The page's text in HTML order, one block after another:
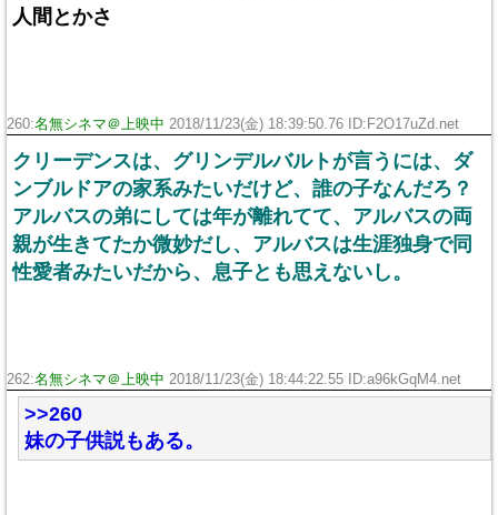
人間とかさ
260:名無シネマ＠上映中 2018/11/23(金) 18:39:50.76 ID:F2O17uZd.net
クリーデンスは、グリンデルバルトが言うには、ダ
ンブルドアの家系みたいだけど、誰の子なんだろ？
アルバスの弟にしては年が離れてて、アルバスの両
親が生きてたか微妙だし、アルバスは生涯独身で同
性愛者みたいだから、息子とも思えないし。
262:名無シネマ＠上映中 2018/11/23(金) 18:44:22.55 ID:a96kGqM4.net
>>260
妹の子供説もある。